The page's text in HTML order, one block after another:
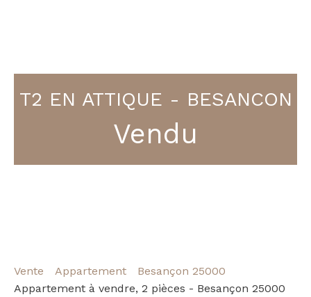
T2 EN ATTIQUE - BESANCON
Vendu
Vente Appartement
Besançon 25000
Appartement à vendre, 2 pièces - Besançon 25000